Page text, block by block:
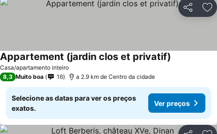
Partilhar
Casa/apartamento inteiro
Appartement (jardin clos et privatif)
8,3 Muito boa 16 a 2.9 km de Centro da cidade
Selecione as datas para ver os preços
exatos.
Ver preços